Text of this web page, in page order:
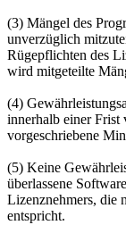
(3) Mängel des
unverzüglich
Rügepflichten des
wird mitgeteilte
(4)
innerhalb einer Frist
vorgeschriebene
(5) Keine
überlassene
Lizenznehmers, die
entspricht.